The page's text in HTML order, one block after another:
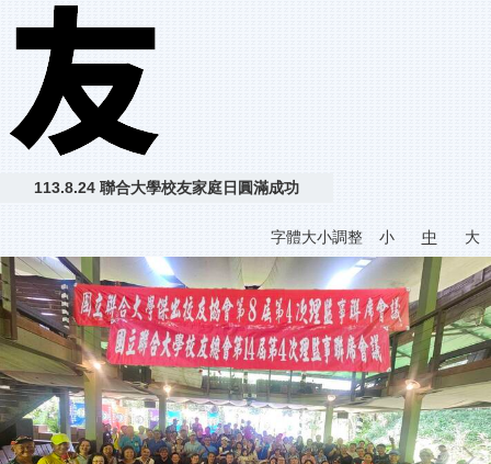
113.8.24 聯合大學校友家庭日圓滿成功
字體大小調整 小 中 大